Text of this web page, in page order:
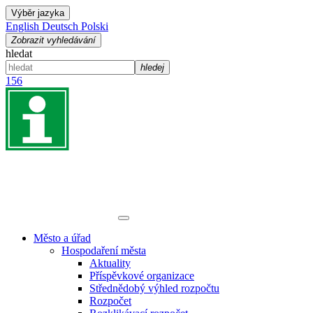
Výběr jazyka
English Deutsch Polski
Zobrazit vyhledávání
hledat
hledej
156
Město a úřad
Hospodaření města
Aktuality
Příspěvkové organizace
Střednědobý výhled rozpočtu
Rozpočet